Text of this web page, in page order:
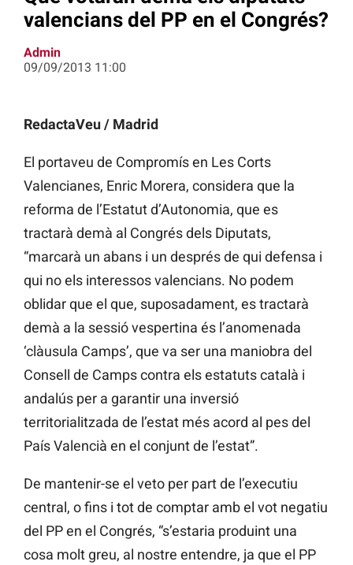
valencians del PP en el Congrés?
Admin
09/09/2013 11:00
RedactaVeu / Madrid
El portaveu de Compromís en Les Corts
Valencianes, Enric Morera, considera que la
reforma de l’Estatut d’Autonomia, que es
tractarà demà al Congrés dels Diputats,
“marcarà un abans i un després de qui defensa i
qui no els interessos valencians. No podem
oblidar que el que, suposadament, es tractarà
demà a la sessió vespertina és l’anomenada
‘clàusula Camps’, que va ser una maniobra del
Consell de Camps contra els estatuts català i
andalús per a garantir una inversió
territorialitzada de l’estat més acord al pes del
País Valencià en el conjunt de l’estat”.
De mantenir-se el veto per part de l’executiu
central, o fins i tot de comptar amb el vot negatiu
del PP en el Congrés, “s’estaria produint una
cosa molt greu, al nostre entendre, ja que el PP